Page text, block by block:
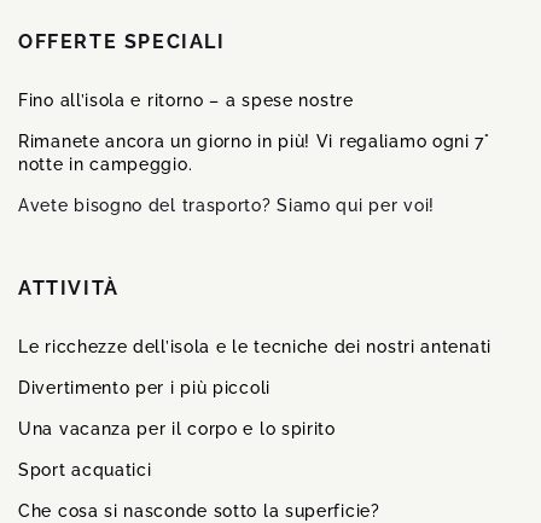
OFFERTE SPECIALI
Fino all’isola e ritorno – a spese nostre
Rimanete ancora un giorno in più! Vi regaliamo ogni 7°
notte in campeggio.
Avete bisogno del trasporto? Siamo qui per voi!
ATTIVITÀ
Le ricchezze dell’isola e le tecniche dei nostri antenati
Divertimento per i più piccoli
Una vacanza per il corpo e lo spirito
Sport acquatici
Che cosa si nasconde sotto la superficie?